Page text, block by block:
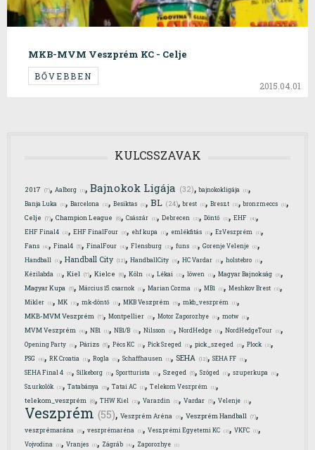
MKB-MVM Veszprém KC - Celje
BŐVEBBEN
2015.04.01
KULCSSZAVAK
2017 (7), Aalborg (1), Bajnokok Ligája (32),bajnokokligája (1),
Banja Luka (1), Barcelona (2), Besiktas (1), BL (24),brest (1), Breszt (2),bronzmeccs (1),
Celje (7), Champion League (6), Császár (1), Debrecen (2), Döntő (1), EHF (4),
EHF Final4 (2), EHF FinalFour (3), ehf kupa (1), emlékfitás (1), EzVeszprém (1),
Fans (4), Final4 (5), FinalFour (4), Flensburg (2), funs (1), Gorenje Velenje (1),
Handball (1), Handball City (12), HandballCity (3), HC Vardar (1), holstebro (1),
Kézilabda (1), Kiel (7), Kielce (6), Köln (4), Lékai (2), löwen (1), Magyar Bajnokság (3),
Magyar Kupa (5), Március 15. csarnok (1), Marian Cozma (1), MB1 (1), Meshkov Brest (2),
Mikler (1), MK (2), mk-döntő (1), MKB Veszprém (3), mkb_veszprém (1),
MKB-MVM Veszprém (7), Montpellier (3), Motor Zaporozhye (1), motw (1),
MVM Veszprém (4), NB1 (1), NB1/B (1), Nilsson (3), NordHedge (1), NordHedgeTour (1),
Opening Party (1), Párizs (5), Pécs KC (1), Pick Szeged (1), pick_szeged (3), Plock (2),
PSG (4), RK Croatia (1), Rogla (1), Schaffhausen (1), SEHA (12), SEHA FF (1),
SEHA Final 4 (3), Silkeborg (1), Sportturista (1), Szeged (5), Szöged (1), szuperkupa (1),
Szurkolók (2), Tatabánya (3), Tatai AC (1), Telekom Veszprém (1),
telekom_veszprém (6), THW Kiel (2), Varazdin (1), Vardar (5), Velenje (1),
Veszprém (55), Veszprém Aréna (3), Veszprém Handball (7),
veszprémarána (3), veszprémaréna (1), Veszprémi Egyetemi KC (2), VKFC (1),
Vojvodina (1), Vranjes (1), Zágráb (4), Zaporozhye (1)